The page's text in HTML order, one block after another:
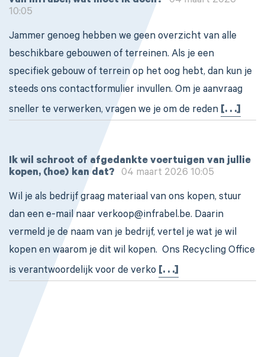
10:05
Jammer genoeg hebben we geen overzicht van alle
beschikbare gebouwen of terreinen. Als je een
specifiek gebouw of terrein op het oog hebt, dan kun je
steeds ons contactformulier invullen. Om je aanvraag
sneller te verwerken, vragen we je om de reden [. . .]
Ik wil schroot of afgedankte voertuigen van jullie
kopen, (hoe) kan dat?
04 maart 2026 10:05
Wil je als bedrijf graag materiaal van ons kopen, stuur
dan een e-mail naar verkoop@infrabel.be. Daarin
vermeld je de naam van je bedrijf, vertel je wat je wil
kopen en waarom je dit wil kopen. Ons Recycling Office
is verantwoordelijk voor de verko [. . .]